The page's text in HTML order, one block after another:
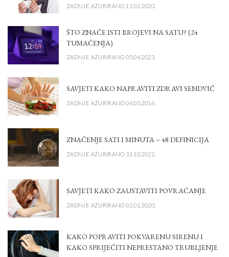
ZADNJE AŽURIRANO 11.02.2020.
ŠTO ZNAČE ISTI BROJEVI NA SATU? (24
TUMAČENJA)
ZADNJE AŽURIRANO 05.04.2023.
SAVJETI KAKO NAPRAVITI ZDRAVI SENDVIČ
ZADNJE AŽURIRANO 04.05.2016.
ZNAČENJE SATI I MINUTA – 48 DEFINICIJA
ZADNJE AŽURIRANO 31.10.2022.
SAVJETI KAKO ZAUSTAVITI POVRAĆANJE
ZADNJE AŽURIRANO 02.02.2020.
KAKO POPRAVITI POKVARENU SIRENU I
KAKO SPRIJEČITI NEPRESTANO TRUBLJENJE